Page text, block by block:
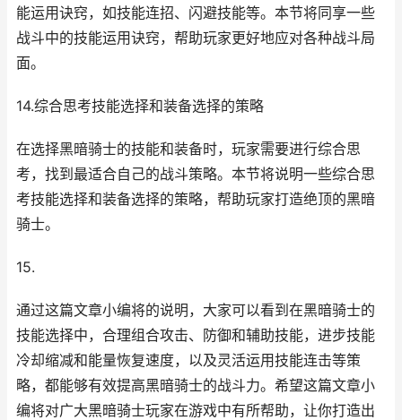
能运用诀窍，如技能连招、闪避技能等。本节将同享一些
战斗中的技能运用诀窍，帮助玩家更好地应对各种战斗局
面。
14.综合思考技能选择和装备选择的策略
在选择黑暗骑士的技能和装备时，玩家需要进行综合思
考，找到最适合自己的战斗策略。本节将说明一些综合思
考技能选择和装备选择的策略，帮助玩家打造绝顶的黑暗
骑士。
15.
通过这篇文章小编将的说明，大家可以看到在黑暗骑士的
技能选择中，合理组合攻击、防御和辅助技能，进步技能
冷却缩减和能量恢复速度，以及灵活运用技能连击等策
略，都能够有效提高黑暗骑士的战斗力。希望这篇文章小
编将对广大黑暗骑士玩家在游戏中有所帮助，让你打造出